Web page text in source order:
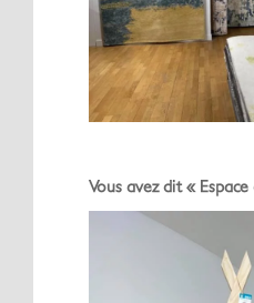
Vous avez dit «